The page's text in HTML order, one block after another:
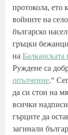
протокола, ето
войните на
българско
гръцки
на Балканската
Руждене са
опълчение.“
да си стои на
всички
гърците да
загинали